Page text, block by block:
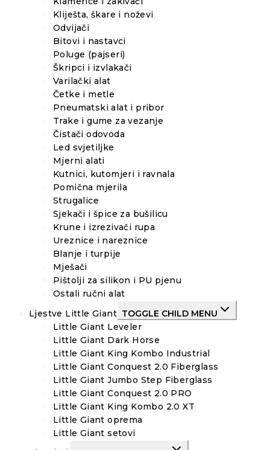
Kliješta, škare i noževi
Odvijači
Bitovi i nastavci
Poluge (pajseri)
Škripci i izvlakači
Varilački alat
Četke i metle
Pneumatski alat i pribor
Trake i gume za vezanje
Čistači odovoda
Led svjetiljke
Mjerni alati
Kutnici, kutomjeri i ravnala
Pomična mjerila
Strugalice
Sjekači i špice za bušilicu
Krune i izrezivači rupa
Ureznice i nareznice
Blanje i turpije
Mješači
Pištolji za silikon i PU pjenu
Ostali ručni alat
Ljestve Little Giant TOGGLE CHILD MENU
Little Giant Leveler
Little Giant Dark Horse
Little Giant King Kombo Industrial
Little Giant Conquest 2.0 Fiberglass
Little Giant Jumbo Step Fiberglass
Little Giant Conquest 2.0 PRO
Little Giant King Kombo 2.0 XT
Little Giant oprema
Little Giant setovi